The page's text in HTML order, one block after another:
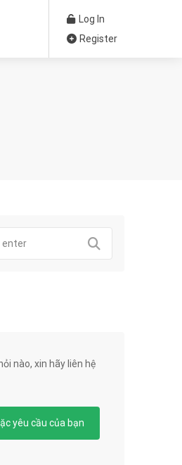
Log In
Register
nào, xin hãy liên hệ
yêu cầu của bạn